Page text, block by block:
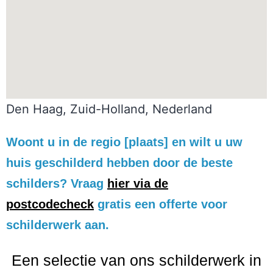
Den Haag, Zuid-Holland, Nederland
Woont u in de regio [plaats] en wilt u uw
huis geschilderd hebben door de beste
schilders? Vraag hier via de
postcodecheck gratis een offerte voor
schilderwerk aan.
Een selectie van ons schilderwerk in